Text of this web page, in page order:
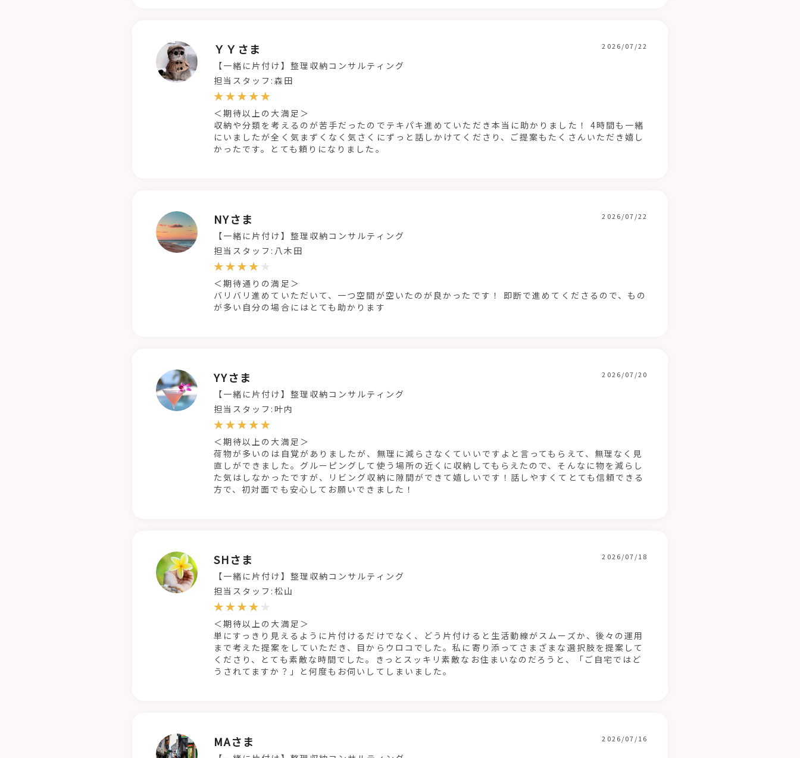
ＹＹさま 2026/07/22
【一緒に片付け】整理収納コンサルティング
担当スタッフ:森田
＜期待以上の大満足＞
収納や分類を考えるのが苦手だったのでテキパキ進めていただき本当に助かりました！ 4時間も一緒
にいましたが全く気まずくなく気さくにずっと話しかけてくださり、ご提案もたくさんいただき嬉し
かったです。とても頼りになりました。
NYさま 2026/07/22
【一緒に片付け】整理収納コンサルティング
担当スタッフ:八木田
＜期待通りの満足＞
バリバリ進めていただいて、一つ空間が空いたのが良かったです！ 即断で進めてくださるので、もの
が多い自分の場合にはとても助かります
YYさま 2026/07/20
【一緒に片付け】整理収納コンサルティング
担当スタッフ:叶内
＜期待以上の大満足＞
荷物が多いのは自覚がありましたが、無理に減らさなくていいですよと言ってもらえて、無理なく見
直しができました。グルーピングして使う場所の近くに収納してもらえたので、そんなに物を減らし
た気はしなかったですが、リビング収納に隙間ができて嬉しいです！話しやすくてとても信頼できる
方で、初対面でも安心してお願いできました！
SHさま 2026/07/18
【一緒に片付け】整理収納コンサルティング
担当スタッフ:松山
＜期待以上の大満足＞
単にすっきり見えるように片付けるだけでなく、どう片付けると生活動線がスムーズか、後々の運用
まで考えた提案をしていただき、目からウロコでした。私に寄り添ってさまざまな選択肢を提案して
くださり、とても素敵な時間でした。きっとスッキリ素敵なお住まいなのだろうと、「ご自宅ではど
うされてますか？」と何度もお伺いしてしまいました。
MAさま 2026/07/16